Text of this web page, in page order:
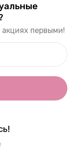
первыми!